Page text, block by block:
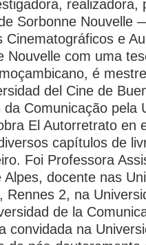
realizadora,
Sorbonne Nouvelle
Cinematográficos e
Nouvelle com uma
é
del Cine de
da Comunicação pela
El Autorretrato en
capítulos de
Foi Professora
docente nas
2, na
de la
convidada na